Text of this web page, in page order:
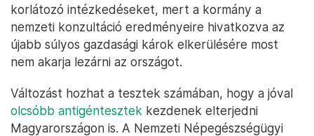
korlátozó intézkedéseket, mert a kormány a
nemzeti konzultáció eredményeire hivatkozva az
újabb súlyos gazdasági károk elkerülésére most
nem akarja lezárni az országot.
Változást hozhat a tesztek számában, hogy a jóval
olcsóbb antigéntesztek kezdenek elterjedni
Magyarországon is. A Nemzeti Népegészségügyi